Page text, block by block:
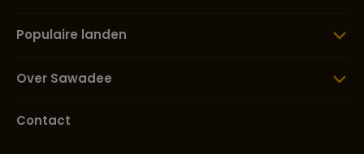
Populaire landen
Over Sawadee
Contact